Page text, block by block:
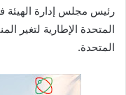
رئيس مجلس إدارة الهيئة
المتحدة.